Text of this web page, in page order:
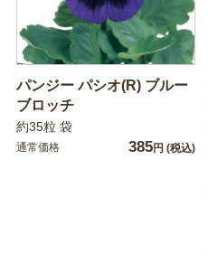
パンジー パシオ(R) ブルー
ブロッチ
約35粒 袋
通常価格 385円 (税込)